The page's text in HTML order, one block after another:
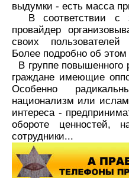
выдумки - есть масса
В соответствии с
провайдер
своих пользователей
Более подробно об
В группе
граждане имеющие
Особенно
национализм или
интереса -
обороте ценностей,
сотрудники...